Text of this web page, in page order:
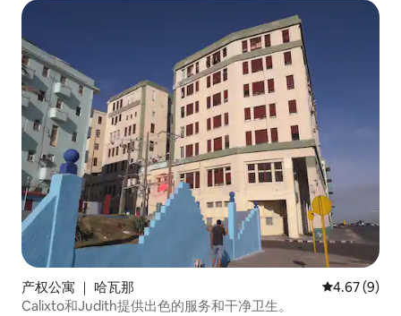
产权公寓 ｜ 哈瓦那 平均评分
4.67 (9)
Calixto和Judith提供出色的服务和干净卫生。